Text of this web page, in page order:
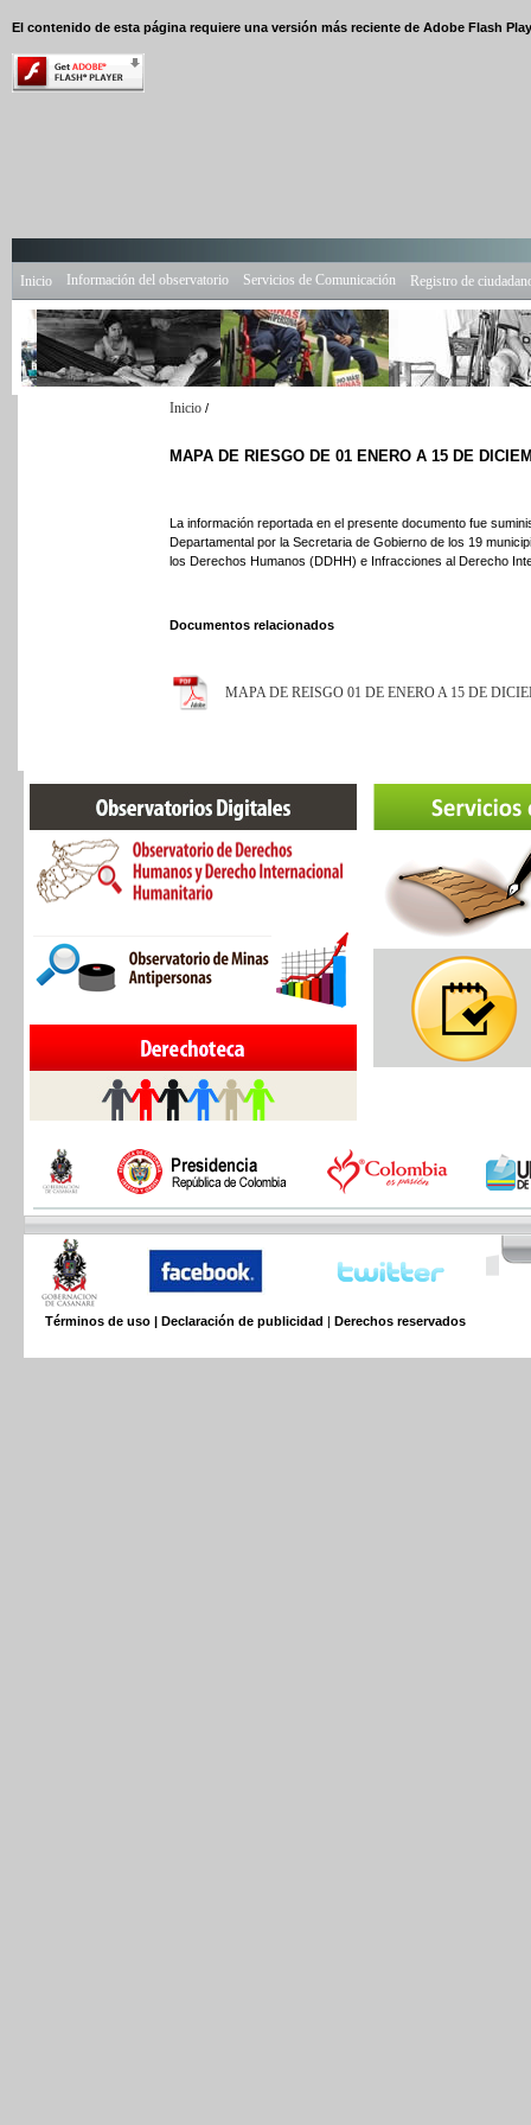
El contenido de esta página requiere una versión más reciente de Adobe Flash
Inicio Información del observatorio Servicios de Comunicación Registro de
Inicio /
MAPA DE RIESGO DE 01 ENERO A 15 DE
La información reportada en el presente documento fue
Departamental por la Secretaria de Gobierno de los 19
los Derechos Humanos (DDHH) e Infracciones al Derecho
Documentos relacionados
MAPA DE REISGO 01 DE ENERO A 15 DE
Términos de uso | Declaración de publicidad Derechos reservados